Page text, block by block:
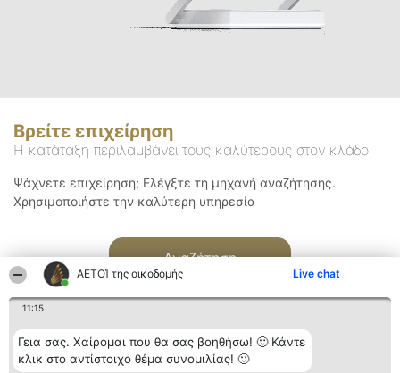
ΑΕΤΟΊ της οικοδομής Live chat
11:15
Γεια σας. Χαίρομαι που θα σας βοηθήσω! 🙂 Κάντε
κλικ στο αντίστοιχο θέμα συνομιλίας! 🙂
Βρείτε επιχείρηση
Η κατάταξη περιλαμβάνει τους καλύτερους στον κλάδο
Ψάχνετε επιχείρηση; Ελέγξτε τη μηχανή αναζήτησης.
Χρησιμοποιήστε την καλύτερη υπηρεσία
Αναζήτηση